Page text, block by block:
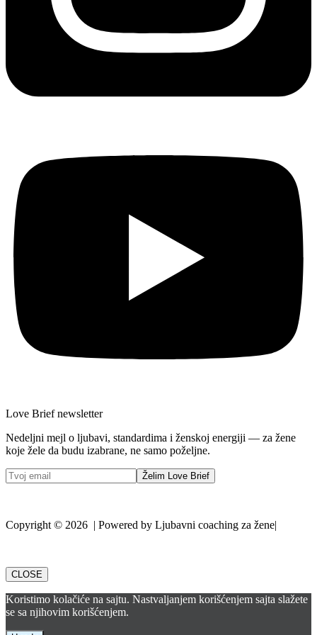
Love Brief newsletter
Nedeljni mejl o ljubavi, standardima i ženskoj energiji — za žene
koje žele da budu izabrane, ne samo poželjne.
Želim Love Brief
Copyright © 2026 | Powered by Ljubavni coaching za žene|
CLOSE
Koristimo kolačiće na sajtu. Nastvaljanjem korišćenjem sajta slažete
se sa njihovim korišćenjem.